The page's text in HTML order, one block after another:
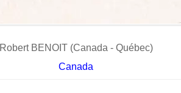
Robert BENOIT (Canada - Québec)
Canada